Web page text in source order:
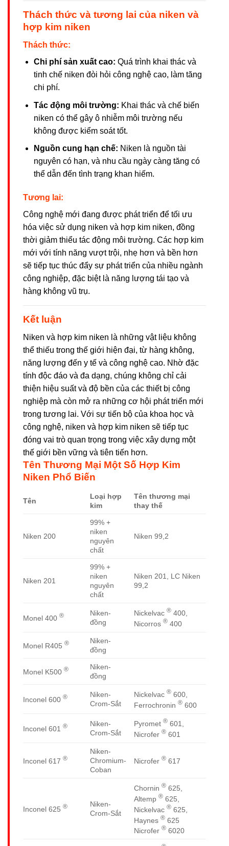
Thách thức và tương lai của niken và
hợp kim niken
Thách thức:
Chi phí sản xuất cao: Quá trình khai thác và
tinh chế niken đòi hỏi công nghệ cao, làm tăng
chi phí.
Tác động môi trường: Khai thác và chế biến
niken có thể gây ô nhiễm môi trường nếu
không được kiểm soát tốt.
Nguồn cung hạn chế: Niken là nguồn tài
nguyên có hạn, và nhu cầu ngày càng tăng có
thể dẫn đến tình trạng khan hiếm.
Tương lai:
Công nghệ mới đang được phát triển để tối ưu
hóa việc sử dụng niken và hợp kim niken, đồng
thời giảm thiểu tác động môi trường. Các hợp kim
mới với tính năng vượt trội, nhẹ hơn và bền hơn
sẽ tiếp tục thúc đẩy sự phát triển của nhiều ngành
công nghiệp, đặc biệt là năng lượng tái tạo và
hàng không vũ trụ.
Kết luận
Niken và hợp kim niken là những vật liệu không
thể thiếu trong thế giới hiện đại, từ hàng không,
năng lượng đến y tế và công nghệ cao. Nhờ đặc
tính độc đáo và đa dạng, chúng không chỉ cải
thiện hiệu suất và độ bền của các thiết bị công
nghiệp mà còn mở ra những cơ hội phát triển mới
trong tương lai. Với sự tiến bộ của khoa học và
công nghệ, niken và hợp kim niken sẽ tiếp tục
đóng vai trò quan trọng trong việc xây dựng một
thế giới bền vững và tiên tiến hơn.
Tên Thương Mại Một Số Hợp Kim
Niken Phổ Biến
Tên
Loại hợp
kim
Tên thương mại
thay thế
Niken 200
99% +
niken
nguyên
chất
Niken 99,2
Niken 201
99% +
niken
nguyên
chất
Niken 201, LC Niken
99,2
Monel 400 ®
Niken-
đồng
Nickelvac® 400,
Nicorros® 400
Monel R405 ®
Niken-
đồng
Monel K500 ®
Niken-
đồng
Inconel 600 ®
Niken-
Crom-Sắt
Nickelvac® 600,
Ferrochronin® 600
Inconel 601 ®
Niken-
Crom-Sắt
Pyromet® 601,
Nicrofer® 601
Inconel 617 ®
Niken-
Chromium-
Coban
Nicrofer® 617
Inconel 625 ®
Niken-
Crom-Sắt
Chornin® 625,
Altemp® 625,
Nickelvac® 625,
Haynes® 625
Nicrofer® 6020